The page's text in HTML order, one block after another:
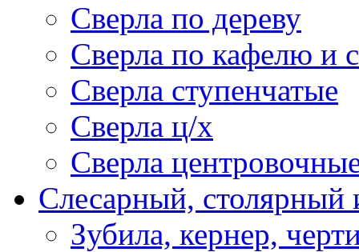
Сверла по дереву
Сверла по кафелю и
Сверла ступенчатые
Сверла ц/х
Сверла
Слесарный, столярный
Зубила, кернер,